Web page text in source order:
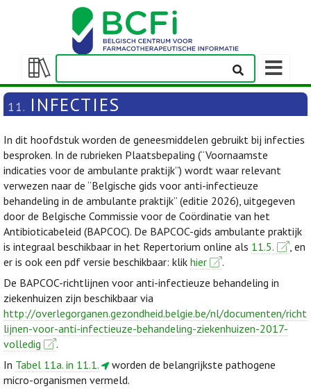
Weergeven/verbergen
inhoudstafel
11. INFECTIES
In dit hoofdstuk worden de geneesmiddelen gebruikt bij infecties
besproken. In de rubrieken Plaatsbepaling (“Voornaamste
indicaties voor de ambulante praktijk”) wordt waar relevant
verwezen naar de “Belgische gids voor anti-infectieuze
behandeling in de ambulante praktijk” (editie 2026), uitgegeven
door de Belgische Commissie voor de Coördinatie van het
Antibioticabeleid (BAPCOC). De BAPCOC-gids ambulante praktijk
is integraal beschikbaar in het Repertorium online als 11.5.
, en
er is ook een pdf versie beschikbaar: klik hier
.
De BAPCOC-richtlijnen voor anti-infectieuze behandeling in
ziekenhuizen zijn beschikbaar via
http://overlegorganen.gezondheid.belgie.be/nl/documenten/richt
lijnen-voor-anti-infectieuze-behandeling-ziekenhuizen-2017-
volledig
.
In Tabel 11a. in 11.1.
worden de belangrijkste pathogene
micro-organismen vermeld.